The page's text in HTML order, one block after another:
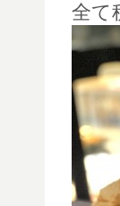
全て